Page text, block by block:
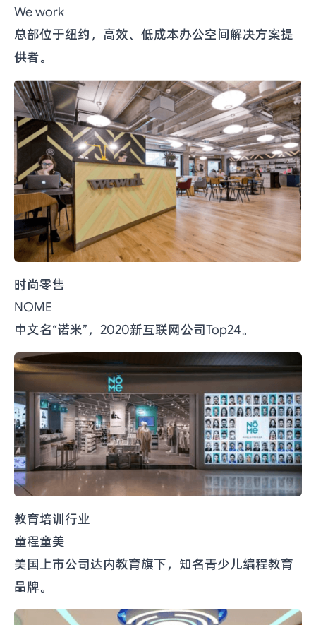
We work
总部位于纽约，高效、低成本办公空间解决方案提
供者。
时尚零售
NOME
中文名“诺米”，2020新互联网公司Top24。
教育培训行业
童程童美
美国上市公司达内教育旗下，知名青少儿编程教育
品牌。